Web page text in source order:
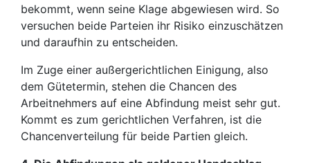
bekommt, wenn seine Klage abgewiesen wird. So
versuchen beide Parteien ihr Risiko einzuschätzen
und daraufhin zu entscheiden.
Im Zuge einer außergerichtlichen Einigung, also
dem Gütetermin, stehen die Chancen des
Arbeitnehmers auf eine Abfindung meist sehr gut.
Kommt es zum gerichtlichen Verfahren, ist die
Chancenverteilung für beide Partien gleich.